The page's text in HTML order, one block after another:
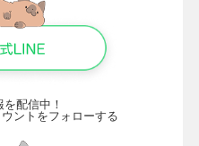
配信中！
ントをフォローする